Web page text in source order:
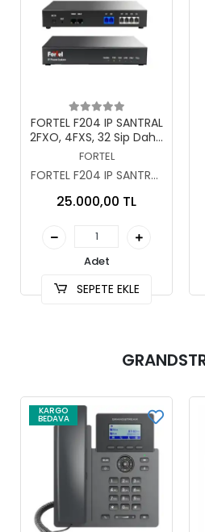
Sepete Ekle
FORTEL F204 IP SANTRAL
2FXO, 4FXS, 32 Sip Dahili
Kullanıcı
FORTEL
FORTEL F204 IP SANTRAL
Kullanıcı
25.000,00 TL
Adet
SEPETE EKLE
KARGO
BEDAVA